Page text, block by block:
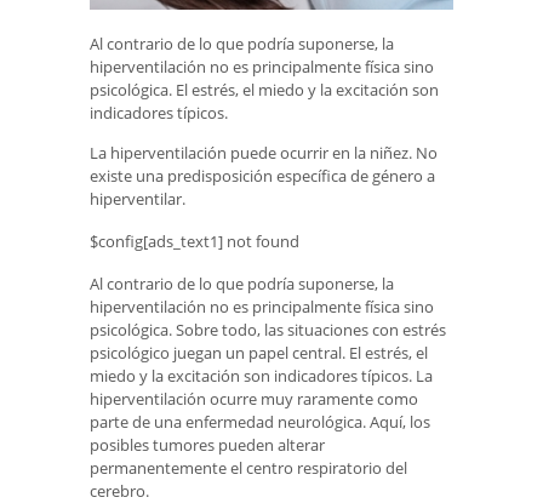
Al contrario de lo que podría suponerse, la
hiperventilación no es principalmente física sino
psicológica. El estrés, el miedo y la excitación son
indicadores típicos.
La hiperventilación puede ocurrir en la niñez. No
existe una predisposición específica de género a
hiperventilar.
$config[ads_text1] not found
Al contrario de lo que podría suponerse, la
hiperventilación no es principalmente física sino
psicológica. Sobre todo, las situaciones con estrés
psicológico juegan un papel central. El estrés, el
miedo y la excitación son indicadores típicos. La
hiperventilación ocurre muy raramente como
parte de una enfermedad neurológica. Aquí, los
posibles tumores pueden alterar
permanentemente el centro respiratorio del
cerebro.